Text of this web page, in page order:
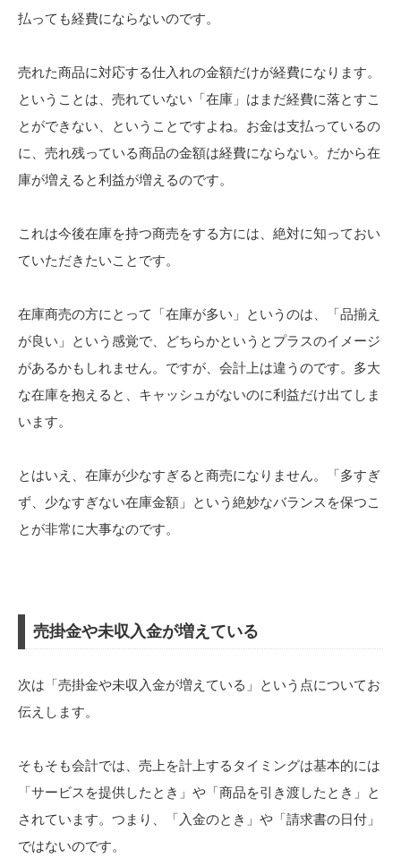
払っても経費にならないのです。
売れた商品に対応する仕入れの金額だけが経費になります。
ということは、売れていない「在庫」はまだ経費に落とすこ
とができない、ということですよね。お金は支払っているの
に、売れ残っている商品の金額は経費にならない。だから在
庫が増えると利益が増えるのです。
これは今後在庫を持つ商売をする方には、絶対に知っておい
ていただきたいことです。
在庫商売の方にとって「在庫が多い」というのは、「品揃え
が良い」という感覚で、どちらかというとプラスのイメージ
があるかもしれません。ですが、会計上は違うのです。多大
な在庫を抱えると、キャッシュがないのに利益だけ出てしま
います。
とはいえ、在庫が少なすぎると商売になりません。「多すぎ
ず、少なすぎない在庫金額」という絶妙なバランスを保つこ
とが非常に大事なのです。
売掛金や未収入金が増えている
次は「売掛金や未収入金が増えている」という点についてお
伝えします。
そもそも会計では、売上を計上するタイミングは基本的には
「サービスを提供したとき」や「商品を引き渡したとき」と
されています。つまり、「入金のとき」や「請求書の日付」
ではないのです。